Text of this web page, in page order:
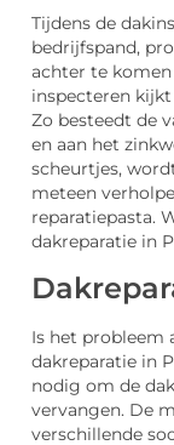
Tijdens de
bedrijfspand,
achter te komen
inspecteren kijkt
Zo besteedt de
en aan het
scheurtjes,
meteen
reparatiepasta.
dakreparatie in
Is het probleem
dakreparatie in
nodig om de
vervangen. De
verschillende